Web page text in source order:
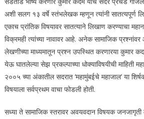
अशी सलग १३ वर्षे स्तंभलेखक म्हणून त्यांनी सातत्यपूर्ण
एकाच प्रांतिक विषयावर सातत्याने लिखाण करण्याचा
विक्रमही त्यांच्या नावावर आहे. अनेक सामाजिक
लेखणीच्या माध्यमातून प्रश्न उपस्थित करणारया कुमार
येऊ घातलेल्या सेझ प्रकल्पाच्या धोक्याविषयीची माहिती
२००५ च्या अंकातील सदरात ‘महामुंबईचे महाजाल’ या
विषयाला सर्वप्रथम वाचा फोडली होती.
सध्या ते सामाजिक स्तरावर अवयवदान विषयक जनजागृती